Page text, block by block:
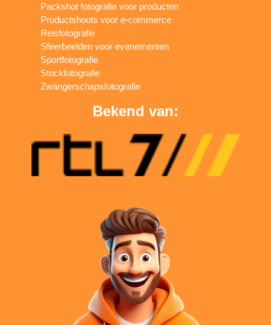
Packshot fotografie voor producten
Productshoots voor e-commerce
Reisfotografie
Sfeerbeelden voor evenementen
Sportfotografie
Stockfotografie
Zwangerschapsfotografie
Bekend van: